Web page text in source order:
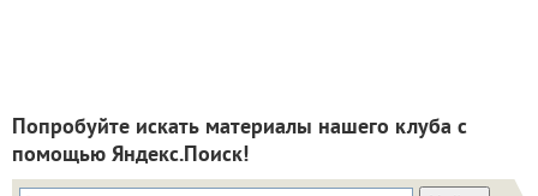
Попробуйте искать материалы нашего клуба с
помощью Яндекс.Поиск!